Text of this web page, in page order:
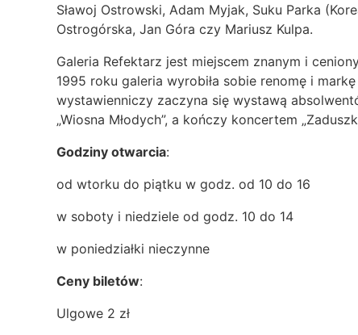
Sławoj Ostrowski, Adam Myjak, Suku Parka
Ostrogórska, Jan Góra czy Mariusz Kulpa.
Galeria Refektarz jest miejscem znanym i
1995 roku galeria wyrobiła sobie renomę i
wystawienniczy zaczyna się wystawą
„Wiosna Młodych”, a kończy koncertem
Godziny otwarcia:
od wtorku do piątku w godz. od 10 do 16
w soboty i niedziele od godz. 10 do 14
w poniedziałki nieczynne
Ceny biletów:
Ulgowe 2 zł